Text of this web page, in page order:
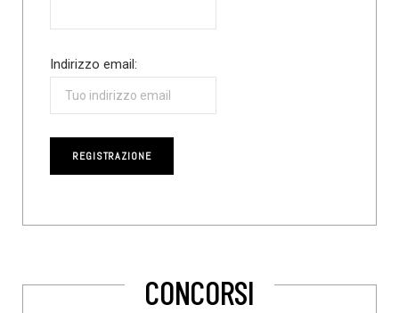
Indirizzo email:
CONCORSI